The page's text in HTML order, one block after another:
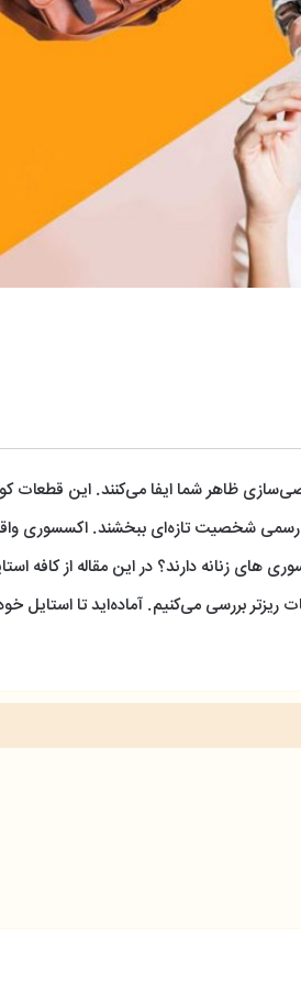
ظاهر شما ایفا می‌کنند. این قطعات
رسمی شخصیت تازه‌ای ببخشند. اکسسوری
زنانه دارند؟ در این مقاله از کافه
ریزتر بررسی می‌کنیم. آماده‌اید تا استایل خود